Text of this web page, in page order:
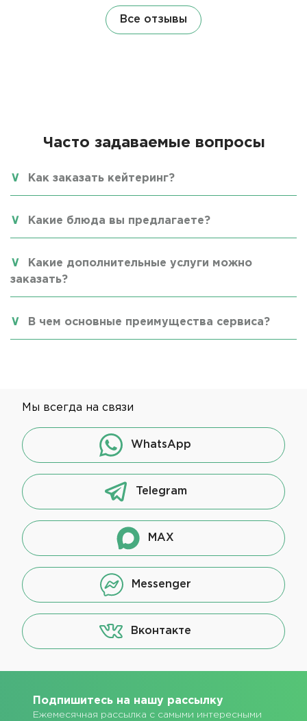
Все отзывы
Часто задаваемые вопросы
Как заказать кейтеринг?
Какие блюда вы предлагаете?
Какие дополнительные услуги можно
заказать?
В чем основные преимущества сервиса?
Мы всегда на связи
WhatsApp
Telegram
MAX
Messenger
Вконтакте
Подпишитесь на нашу рассылку
Ежемесячная рассылка с самыми интересными